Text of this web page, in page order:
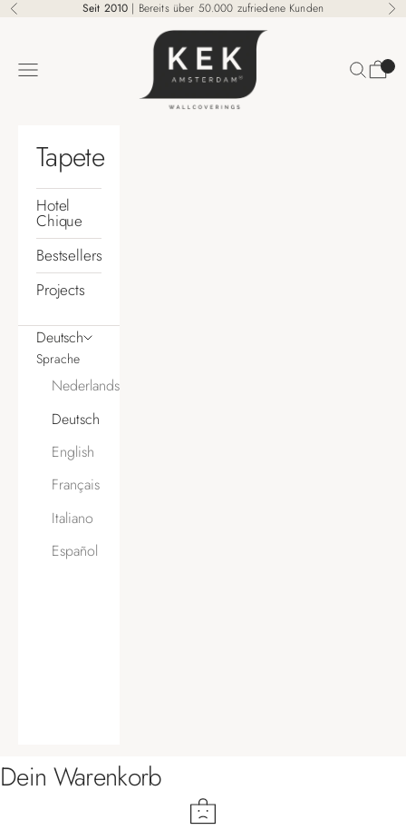
Zum Inhalt springen
Zurück Seit 2010 | Bereits über 50.000 zufriedene Kunden
KEK Amsterdam
Menü Suchen
Tapete
Hotel
Chique
Bestsellers
Projects
Deutsch
Sprache
Nederlands
Deutsch
English
Français
Italiano
Español
Dein Warenkorb